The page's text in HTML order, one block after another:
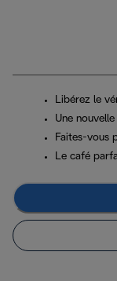
Libérez le
Une
Faites-vous
Le café